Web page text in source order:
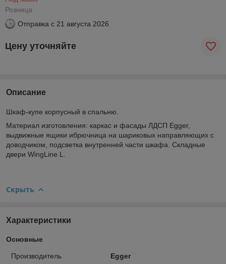
Розница
Отправка с 21 августа 2026
Цену уточняйте
Описание
Шкаф-купе корпусный в спальню.
Материал изготовления: каркас и фасады ЛДСП Egger,
выдвижные ящики ибрючница на шариковых направляющих с
доводчиком, подсветка внутренней части шкафа. Складные
двери WingLine L.
Скрыть
Характеристики
Основные
Производитель Egger